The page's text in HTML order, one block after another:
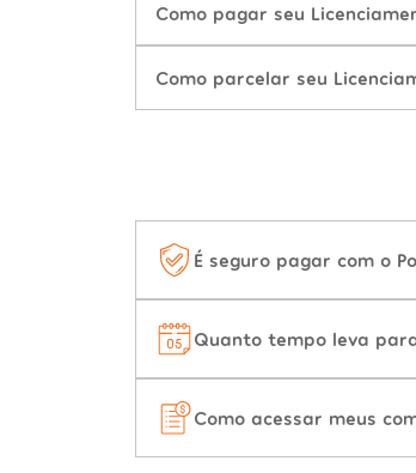
Como pagar seu
Como parcelar seu
É seguro pagar com o
Quanto tempo leva
Como acessar meus